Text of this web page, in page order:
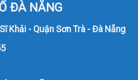
ĐÀ NẴNG
Khải - Quận Sơn Trà - Đà Nẵng